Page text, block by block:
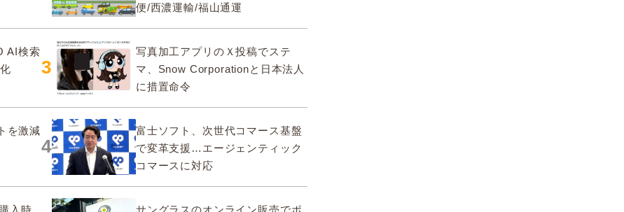
AI検索
を激減
入時
便/西濃運輸/福山通運
3
写真加工アプリのＸ投稿でステ
マ、Snow Corporationと日本法人
に措置命令
4
富士ソフト、次世代コマース基盤
で変革支援…エージェンティック
コマースに対応
サングラスのオンライン販売でポ